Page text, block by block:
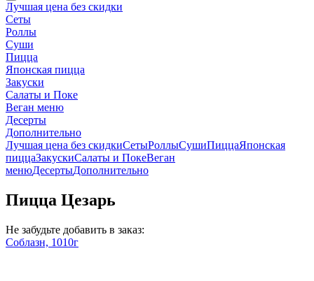
Лучшая цена без скидки
Сеты
Роллы
Суши
Пицца
Японская пицца
Закуски
Салаты и Поке
Веган меню
Десерты
Дополнительно
Лучшая цена без скидкиСетыРоллыСушиПиццаЯпонская
пиццаЗакускиСалаты и ПокеВеган
менюДесертыДополнительно
Пицца Цезарь
Не забудьте добавить в заказ:
Соблазн, 1010г